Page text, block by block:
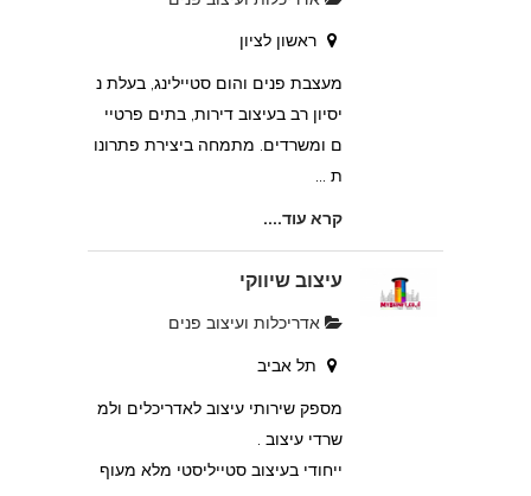
ראשון לציון
מעצבת פנים והום סטיילינג, בעלת נ
יסיון רב בעיצוב דירות, בתים פרטיי
ם ומשרדים. מתמחה ביצירת פתרונו
ת ...
קרא עוד....
עיצוב שיווקי
אדריכלות ועיצוב פנים
תל אביב
מספק שירותי עיצוב לאדריכלים ולמ
שרדי עיצוב .
ייחודי בעיצוב סטייליסטי מלא מעוף